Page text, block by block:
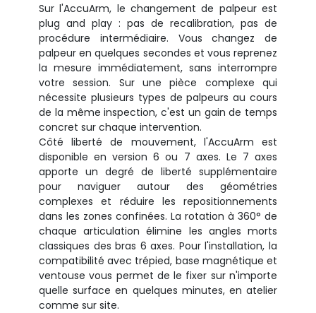
Sur l'AccuArm, le changement de palpeur est
plug and play : pas de recalibration, pas de
procédure intermédiaire. Vous changez de
palpeur en quelques secondes et vous reprenez
la mesure immédiatement, sans interrompre
votre session. Sur une pièce complexe qui
nécessite plusieurs types de palpeurs au cours
de la même inspection, c'est un gain de temps
concret sur chaque intervention.
Côté liberté de mouvement, l'AccuArm est
disponible en version 6 ou 7 axes. Le 7 axes
apporte un degré de liberté supplémentaire
pour naviguer autour des géométries
complexes et réduire les repositionnements
dans les zones confinées. La rotation à 360° de
chaque articulation élimine les angles morts
classiques des bras 6 axes. Pour l'installation, la
compatibilité avec trépied, base magnétique et
ventouse vous permet de le fixer sur n'importe
quelle surface en quelques minutes, en atelier
comme sur site.